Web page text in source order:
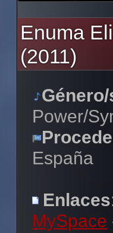
Enuma
(2011)
Género/
Power/
España
Enlaces
MySpace